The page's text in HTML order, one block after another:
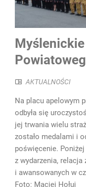
AKTUALNOŚCI
Na placu apelowym
odbyła się
jej trwania wielu
zostało medalami i
poświęcenie.
z wydarzenia,
i awansowanych w
Foto: Maciej Hołuj